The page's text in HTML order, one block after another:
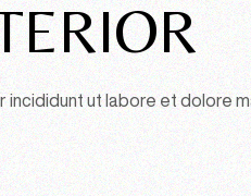
ut labore et dolore